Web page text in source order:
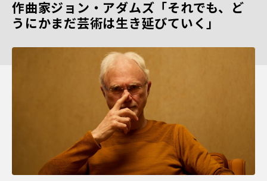
作曲家ジョン・アダムズ「それでも、ど
うにかまだ芸術は生き延びていく」